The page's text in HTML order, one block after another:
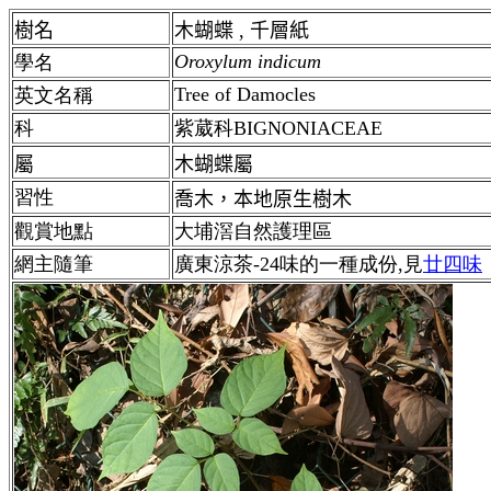
樹名
木蝴蝶 , 千層紙
學名
Oroxylum indicum
英文名稱
Tree of Damocles
科
紫葳科BIGNONIACEAE
屬
木蝴蝶屬
習性
喬木，本地原生樹木
觀賞地點
大埔滘自然護理區
網主隨筆
廣東涼茶-24味的一種成份,見廿四味